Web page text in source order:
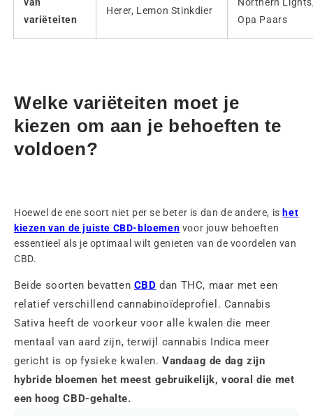
van
variëteiten
Herer, Lemon Stinkdier
Northern
Opa Paars
Welke variëteiten moet je
kiezen om aan je behoeften te
voldoen?
Hoewel de ene soort niet per se beter is dan de andere, is het
kiezen van de juiste CBD-bloemen voor jouw behoeften
essentieel als je optimaal wilt genieten van de voordelen van
CBD.
Beide soorten bevatten CBD dan THC, maar met een
relatief verschillend cannabinoïdeprofiel. Cannabis
Sativa heeft de voorkeur voor alle kwalen die meer
mentaal van aard zijn, terwijl cannabis Indica meer
gericht is op fysieke kwalen.Vandaag de dag zijn
hybride bloemen het meest gebruikelijk, vooral die met
een hoog CBD-gehalte.